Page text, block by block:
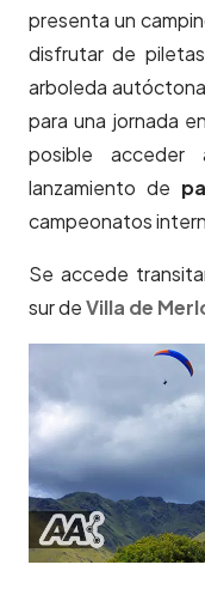
presenta un
disfrutar de
arboleda
para una jornada
posible
lanzamiento de
campeonatos
Se accede
sur deVilla de